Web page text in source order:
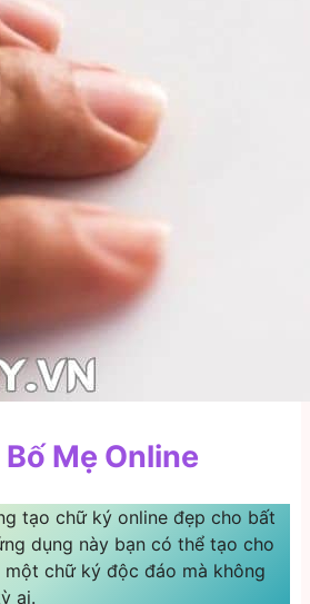
Mẹ Online
tạo chữ ký online đẹp cho bất
dụng này bạn có thể tạo cho
một chữ ký độc đáo mà không
ai.